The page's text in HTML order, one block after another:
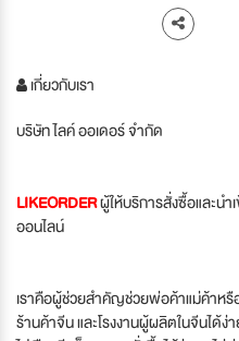
เกี่ยวกับเรา
บริษัท ไลค์ ออเดอร์ จำกัด
LIKEORDERผู้ให้บริการสั่งซื้อและนำ
ออนไลน์
เราคือผู้ช่วยสำคัญช่วยพ่อค้าแม่ค้าห
ร้านค้าจีน และโรงงานผู้ผลิตในจีนได้ง่